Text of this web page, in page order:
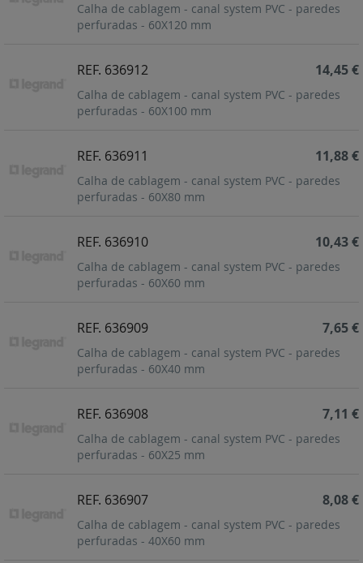
Calha de cablagem - canal system PVC - paredes
perfuradas - 60X120 mm
REF. 636912
Calha de cablagem - canal system PVC - paredes
perfuradas - 60X100 mm
14,45 €
REF. 636911
Calha de cablagem - canal system PVC - paredes
perfuradas - 60X80 mm
11,88 €
REF. 636910
Calha de cablagem - canal system PVC - paredes
perfuradas - 60X60 mm
10,43 €
REF. 636909
Calha de cablagem - canal system PVC - paredes
perfuradas - 60X40 mm
7,65 €
REF. 636908
Calha de cablagem - canal system PVC - paredes
perfuradas - 60X25 mm
7,11 €
REF. 636907
Calha de cablagem - canal system PVC - paredes
perfuradas - 40X60 mm
8,08 €